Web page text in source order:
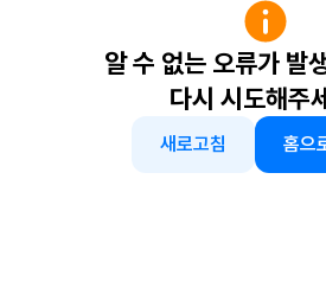
알 수 없는 오류가 발
다시 시도해주
새로고침 홈으